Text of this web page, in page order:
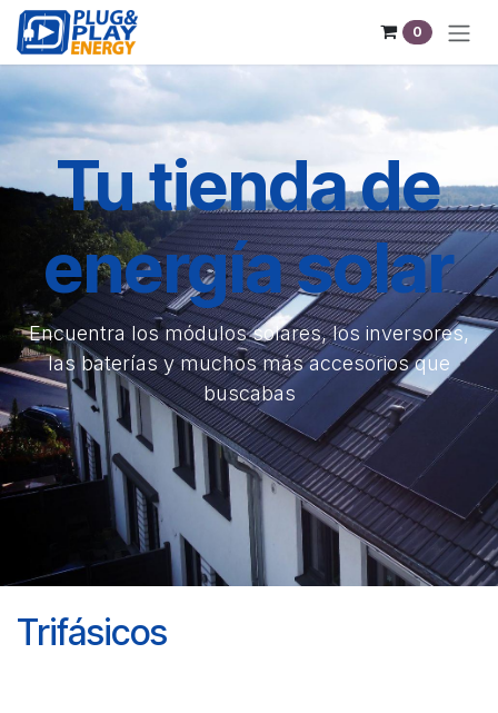
Se rendre au contenu
0
Tu tienda de
energía solar
Encuentra los módulos solares, los inversores,
las baterías y muchos más accesorios que
buscabas
Trifásicos